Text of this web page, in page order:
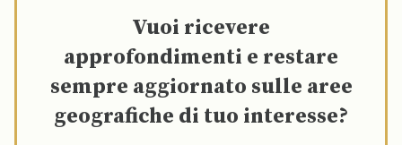
Vuoi ricevere
approfondimenti e restare
sempre aggiornato sulle aree
geografiche di tuo interesse?